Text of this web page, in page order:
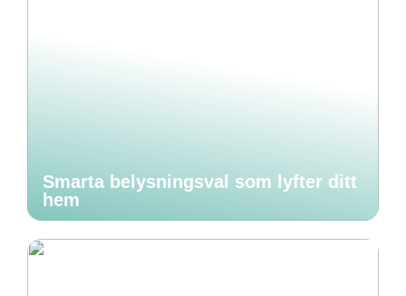
Smarta belysningsval som lyfter ditt
hem